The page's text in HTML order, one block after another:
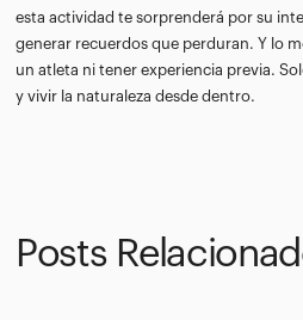
esta actividad te sorprenderá por su
generar recuerdos que perduran. Y lo
un atleta ni tener experiencia previa.
y vivir la naturaleza desde dentro.
Posts